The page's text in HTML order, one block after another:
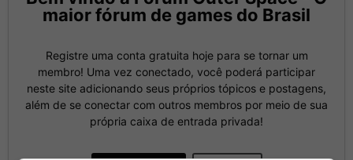
maior fórum de games do Brasil
Registre uma conta gratuita hoje para se tornar um
membro! Uma vez conectado, você poderá participar
neste site adicionando seus próprios tópicos e postagens,
além de se conectar com outros membros por meio de sua
própria caixa de entrada privada!